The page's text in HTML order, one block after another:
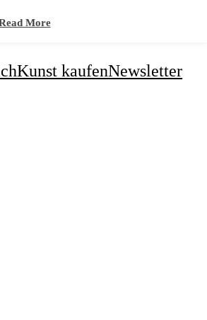
Kunst kaufenNewsletter
More